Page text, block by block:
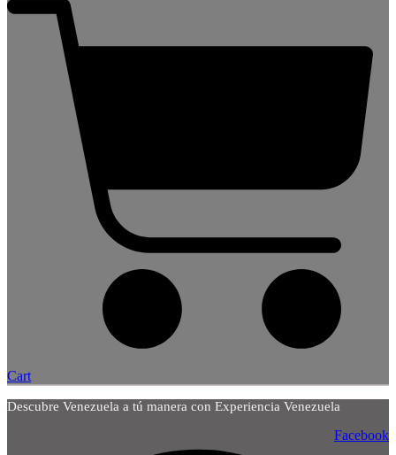
Cart
Descubre Venezuela a tú manera con Experiencia Venezuela
Facebook